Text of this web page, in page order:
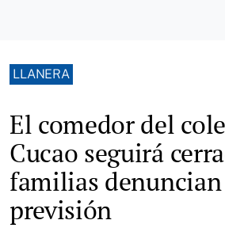
LLANERA
El comedor del
Cucao seguirá
familias
previsión